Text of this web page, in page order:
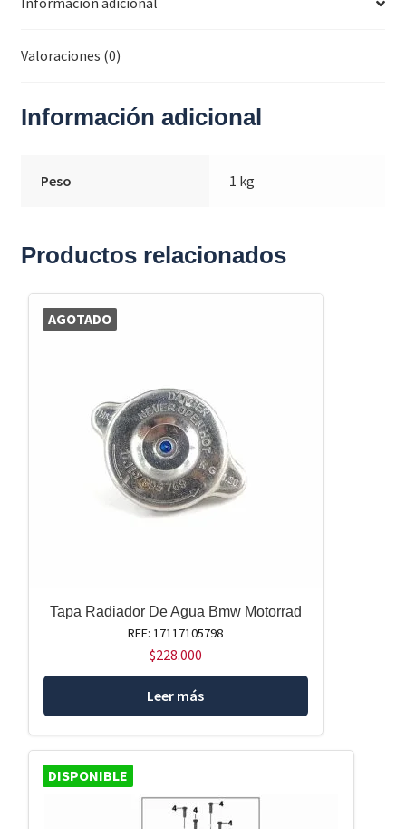
Valoraciones (0)
Información adicional
Peso 1 kg
Productos relacionados
AGOTADO
Tapa Radiador De Agua Bmw Motorrad
REF: 17117105798
$228.000
Leer más
DISPONIBLE